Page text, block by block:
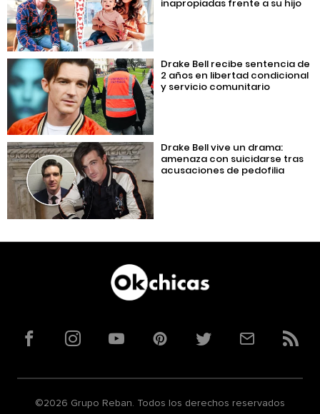
inapropiadas frente a su hijo
Drake Bell recibe sentencia de
2 años en libertad condicional
y servicio comunitario
Drake Bell vive un drama:
amenaza con suicidarse tras
acusaciones de pedofilia
FacebookInstagramYouTubePinterestTwitterCorreoRSS
©2026 Grupo Reban. Todos los derechos reservados